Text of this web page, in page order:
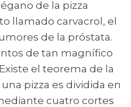
de la pizza
llamado carvacrol, el
de la próstata.
de tan magnífico
el teorema de la
pizza es dividida en
cuatro cortes